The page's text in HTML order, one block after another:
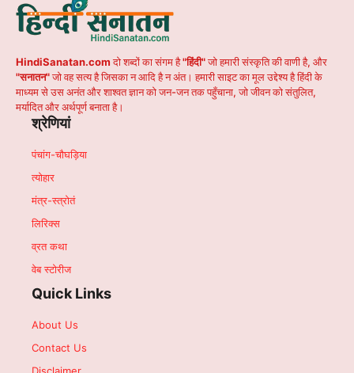
HindiSanatan.comदो शब्दों का संगम है"हिंदी"जो हमारी संस्कृति की वाणी है, और
"सनातन"जो वह सत्य है जिसका न आदि है न अंत। हमारी साइट का मूल उद्देश्य है हिंदी के
माध्यम से उस अनंत और शाश्वत ज्ञान को जन-जन तक पहुँचाना, जो जीवन को संतुलित,
मर्यादित और अर्थपूर्ण बनाता है।
श्रेणियां
पंचांग-चौघड़िया
त्योहार
मंत्र-स्त्रोतं
लिरिक्स
व्रत कथा
वेब स्टोरीज
Quick Links
About Us
Contact Us